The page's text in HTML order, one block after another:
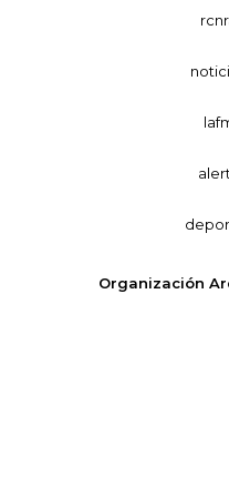
Organización